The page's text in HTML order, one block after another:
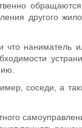
другого
что наниматель
соседи, а